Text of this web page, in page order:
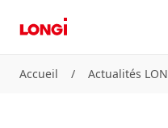
Accueil / Actualités